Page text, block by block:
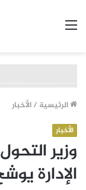
الرئيسية /الأخبار
الأخبار
وزير
الإدارة